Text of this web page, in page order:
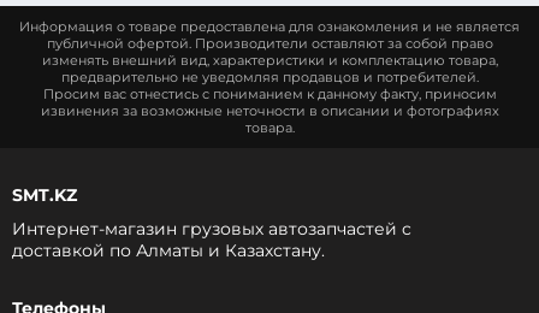
Информация о товаре предоставлена для ознакомления и не является
публичной офертой. Производители оставляют за собой право
изменять внешний вид, характеристики и комплектацию товара,
предварительно не уведомляя продавцов и потребителей.
Просим вас отнестись с пониманием к данному факту, приносим
извинения за возможные неточности в описании и фотографиях
товара.
SMT.KZ
Интернет-магазин грузовых автозапчастей c
доставкой по Алматы и Казахстану.
Телефоны